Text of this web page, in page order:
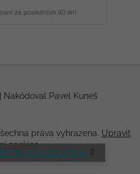
PRÁVĚ NA ESHOPU 🌸
Nakódoval Pavel Kuneš
práva vyhrazena. Upravit
cookies